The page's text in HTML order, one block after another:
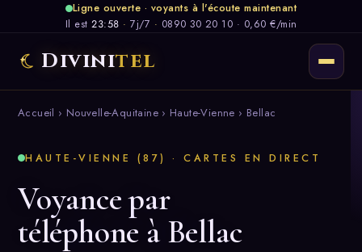
Ligne ouverte · voyants à l'écoute maintenant
Il est 23:58 · 7j/7 · 0890 30 20 10 · 0,60 €/min
Divinitel
Accueil › Nouvelle-Aquitaine› Haute-Vienne › Bellac
HAUTE-VIENNE (87) · CARTES EN DIRECT
Voyance par
téléphone à Bellac